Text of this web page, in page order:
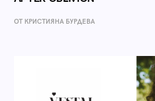
ОТ КРИСТИЯНА БУРДЕВА